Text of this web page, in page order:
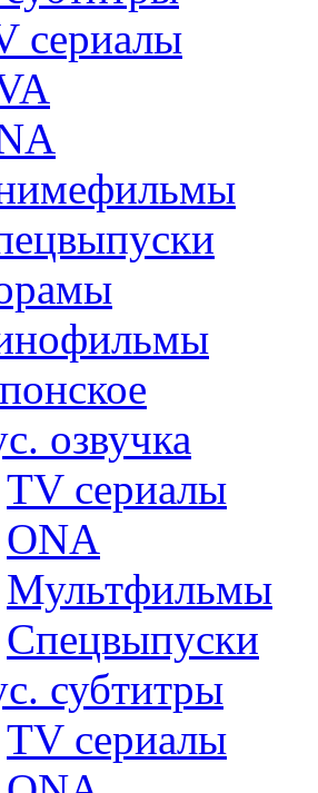
сериалы
озвучка
TV сериалы
ONA
Мультфильмы
Спецвыпуски
субтитры
TV сериалы